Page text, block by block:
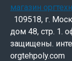
109518, г.
дом 48, стр. 1.
защищены.
orgtehpoly.com